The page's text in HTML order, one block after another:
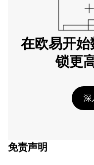
在欧易开
锁更
深
免责声明